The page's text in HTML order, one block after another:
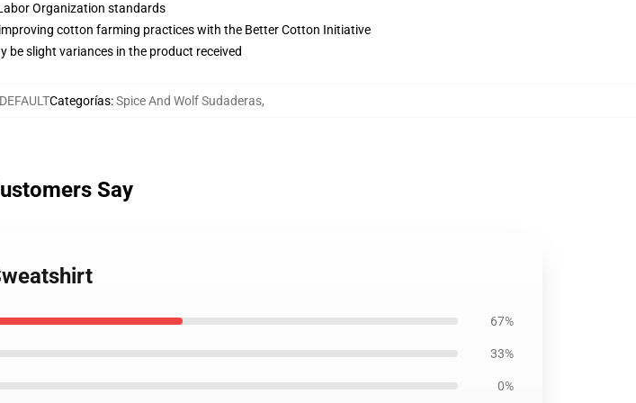
Organization standards
cotton farming practices with the Better Cotton Initiative
be slight variances in the product received
Categorías:Spice And Wolf Sudaderas,
Say
67%
33%
0%